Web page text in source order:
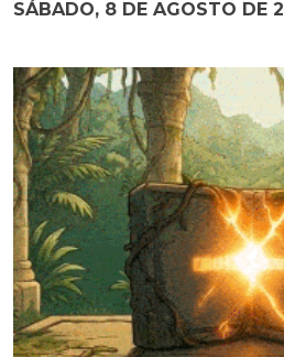
SÁBADO, 8 DE AGOSTO DE